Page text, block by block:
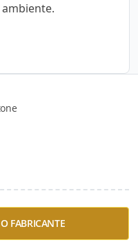
FABRICANTE
e profunda,
pretos, cria um